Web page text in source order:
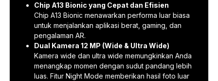
Chip A13 Bionic yang Cepat dan Efisien
Chip A13 Bionic menawarkan performa luar biasa
untuk menjalankan aplikasi berat, gaming, dan
pengalaman AR.
Dual Kamera 12 MP (Wide & Ultra Wide)
Kamera wide dan ultra wide memungkinkan Anda
menangkap momen dengan sudut pandang lebih
luas. Fitur Night Mode memberikan hasil foto luar